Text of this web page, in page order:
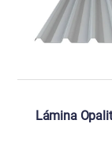
Lámina